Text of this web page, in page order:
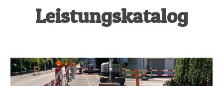
Leistungskatalog